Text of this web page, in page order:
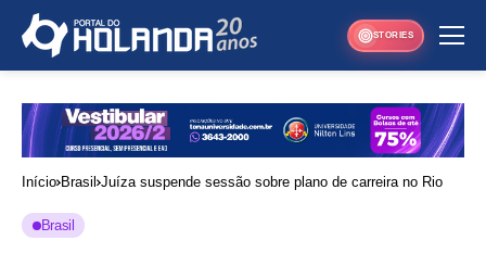
STORIES
Início Brasil Juíza suspende sessão sobre plano de carreira no Rio
Brasil